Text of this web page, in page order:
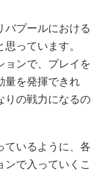
バプールにおける
っています。
ョンで、プレイを
量を発揮できれ
りの戦力になるの
ているように、各
で入っていくこ